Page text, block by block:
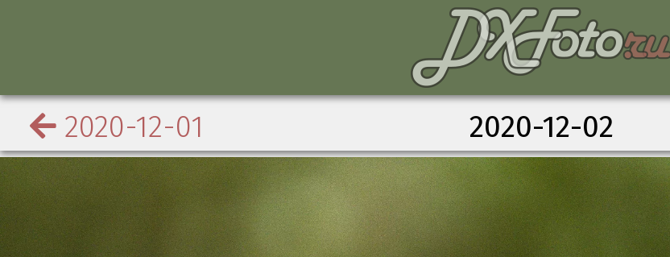
2020-12-01 2020-12-02